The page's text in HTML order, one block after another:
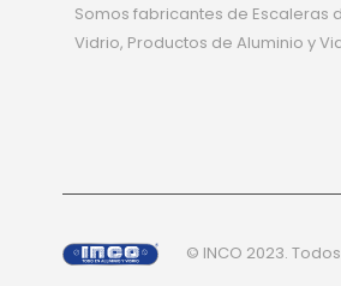
Somos fabricantes de Escaleras
Vidrio, Productos de Aluminio y
© INCO 2023.